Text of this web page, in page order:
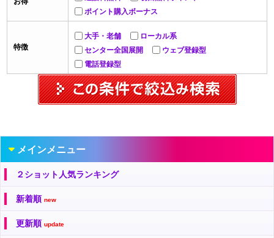
ポイント購入ボーナス
特徴
大手・老舗
ローカル系
センター全国展開
ウェブ登録型
電話登録型
メインメニュー
２ショット人気ランキング
新着順 new
更新順 update